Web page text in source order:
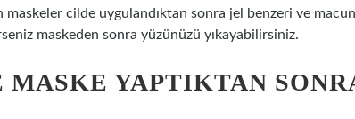
maskeler cilde uygulandıktan sonra jel benzeri ve macun
maskeden sonra yüzünüzü yıkayabilirsiniz.
MASKE YAPTIKTAN